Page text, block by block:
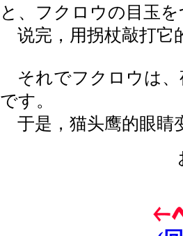
と、フクロウの目玉
说完，用拐杖敲打它
それでフクロウは、
です。
于是，猫头鹰的眼睛